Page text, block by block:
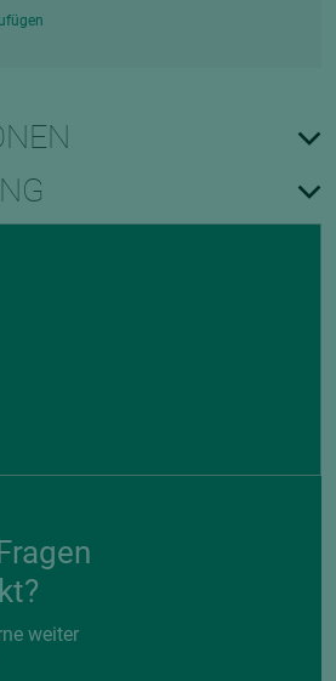
weiter